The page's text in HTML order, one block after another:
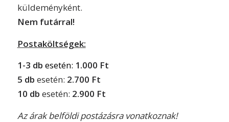
küldeményként.
Nem futárral!
Postaköltségek:
1-3 db esetén: 1.000 Ft
5 db esetén: 2.700 Ft
10 db esetén: 2.900 Ft
Az árak belföldi postázásra vonatkoznak!